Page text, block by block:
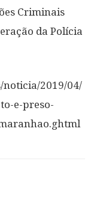
Criminais
da Polícia
2019/04/
e-preso-